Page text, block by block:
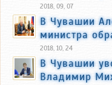
2018, 09, 07
В Чувашии
министра
2018, 10, 24
В Чувашии
Владимир